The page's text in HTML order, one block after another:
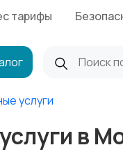
тарифы
услуги
в